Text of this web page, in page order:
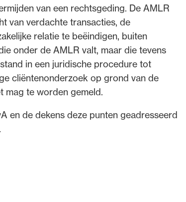
van een rechtsgeding. De AMLR
van verdachte transacties, de
relatie te beëindigen, buiten
onder de AMLR valt, maar die tevens
in een juridische procedure tot
cliëntenonderzoek op grond van de
mag te worden gemeld.
en de dekens deze punten geadresseerd